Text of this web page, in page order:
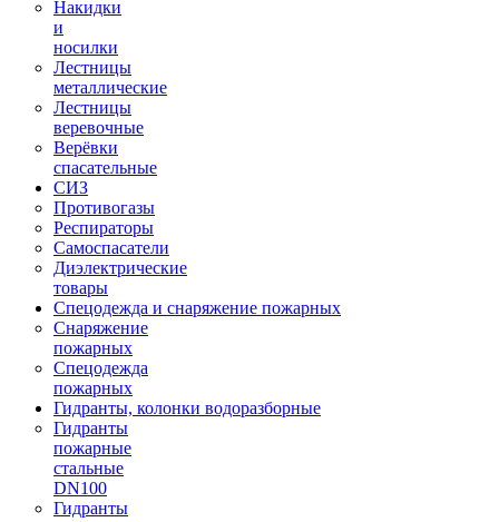
Накидки
и
носилки
Лестницы
металлические
Лестницы
веревочные
Верёвки
спасательные
СИЗ
Противогазы
Респираторы
Самоспасатели
Диэлектрические
товары
Спецодежда и снаряжение пожарных
Снаряжение
пожарных
Спецодежда
пожарных
Гидранты, колонки водоразборные
Гидранты
пожарные
стальные
DN100
Гидранты